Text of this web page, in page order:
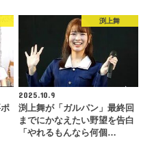
渕上舞
2025.10.9
渕上舞が「ガルパン」最終回
までにかなえたい野望を告白
「やれるもんなら何個…